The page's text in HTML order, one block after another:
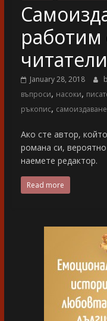
работим
January 28, 2018
въпроси, насоки,
ръкопис, самоиздаване
Ако сте автор,
романа си,
наемете редактор.
Read more